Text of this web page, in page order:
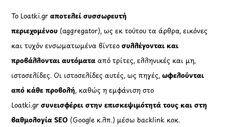
Το Loatki.grαποτελεί συσσωρευτή
περιεχομένου (aggregator), ως εκ τούτου τα άρθρα, εικόνες
και τυχόν ενσωματωμένα βίντεοσυλλέγονται και
προβάλλονται αυτόματααπό τρίτες, ελληνικές και μη,
ιστοσελίδες. Οι ιστοσελίδες αυτές, ως πηγές,ωφελούνται
από κάθε προβολή, καθώς η εμφάνιση στο
Loatki.gr συνεισφέρει στην επισκεψιμότητά τους και στη
βαθμολογία SEO (Google κ.λπ.) μέσω backlink κοκ.